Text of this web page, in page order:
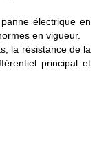
électrique en
en vigueur.
la résistance de la
principal et